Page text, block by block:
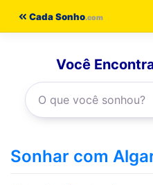
Cada Sonho
Você
Sonhar com